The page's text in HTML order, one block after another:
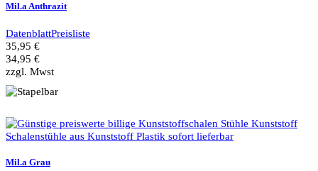
Mil.a Anthrazit
DatenblattPreisliste
35,95 €
34,95 €
zzgl. Mwst
Mil.a Grau